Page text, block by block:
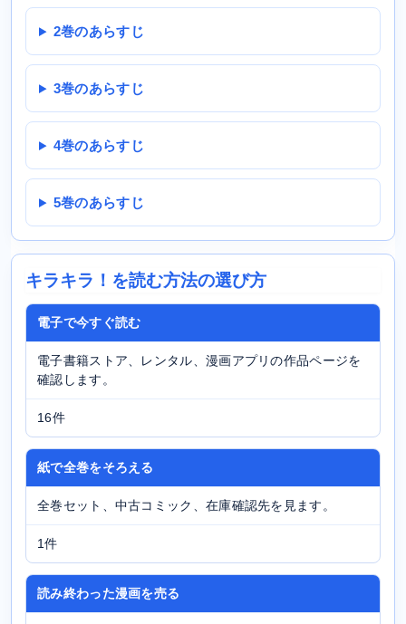
2巻のあらすじ
3巻のあらすじ
4巻のあらすじ
5巻のあらすじ
キラキラ！を読む方法の選び方
電子で今すぐ読む
電子書籍ストア、レンタル、漫画アプリの作品ページを
確認します。
16件
紙で全巻をそろえる
全巻セット、中古コミック、在庫確認先を見ます。
1件
読み終わった漫画を売る